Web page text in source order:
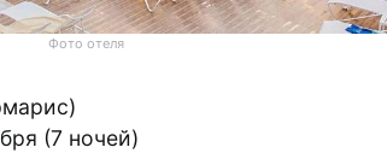
Фото отеля
(7 ночей)